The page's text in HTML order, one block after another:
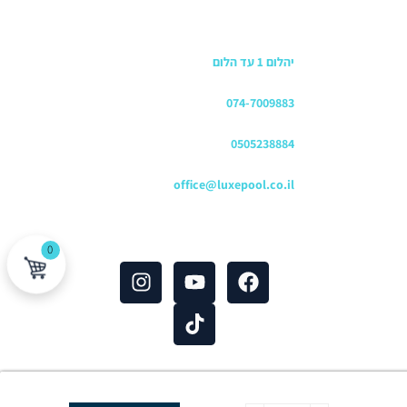
יהלום 1 עד הלום
074-7009883
0505238884
office@luxepool.co.il
0